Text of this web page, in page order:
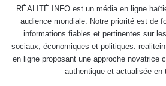
RÉALITÉ INFO est un média en ligne
audience mondiale. Notre priorité est de
informations fiables et pertinentes sur
sociaux, économiques et politiques.
en ligne proposant une approche novatrice
authentique et actualisée en